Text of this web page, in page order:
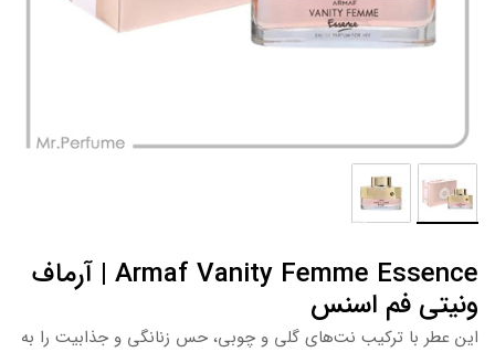
Armaf Vanity Femme Essence | آرماف
ونیتی فم اسنس
این عطر با ترکیب نت‌های گلی و چوبی، حس زنانگی و جذابیت را به